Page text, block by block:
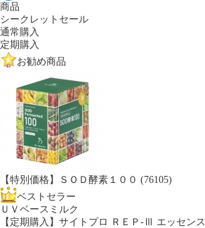
商品
シークレットセール
通常購入
定期購入
お勧め商品
【特別価格】ＳＯＤ酵素１００ (76105)
ベストセラー
ＵＶベースミルク
【定期購入】サイトプロ ＲＥＰ-Ⅲ エッセンス